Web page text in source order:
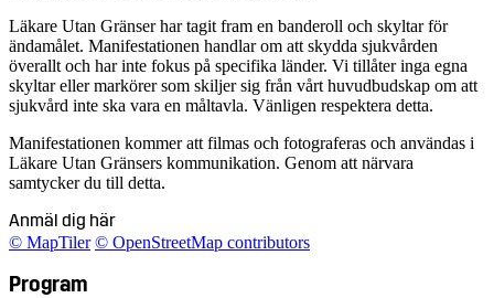
Läkare Utan Gränser har tagit fram en banderoll och skyltar för
ändamålet. Manifestationen handlar om att skydda sjukvården
överallt och har inte fokus på specifika länder. Vi tillåter inga egna
skyltar eller markörer som skiljer sig från vårt huvudbudskap om att
sjukvård inte ska vara en måltavla. Vänligen respektera detta.
Manifestationen kommer att filmas och fotograferas och användas i
Läkare Utan Gränsers kommunikation. Genom att närvara
samtycker du till detta.
Anmäl dig här
© MapTiler © OpenStreetMap contributors
Program